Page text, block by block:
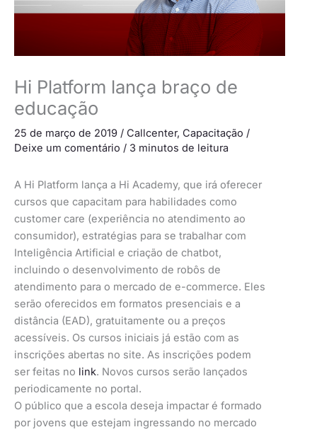
Hi Platform lança braço de
educação
25 de março de 2019 / Callcenter, Capacitação /
Deixe um comentário / 3 minutos de leitura
A Hi Platform lança a Hi Academy, que irá oferecer
cursos que capacitam para habilidades como
customer care (experiência no atendimento ao
consumidor), estratégias para se trabalhar com
Inteligência Artificial e criação de chatbot,
incluindo o desenvolvimento de robôs de
atendimento para o mercado de e-commerce. Eles
serão oferecidos em formatos presenciais e a
distância (EAD), gratuitamente ou a preços
acessíveis. Os cursos iniciais já estão com as
inscrições abertas no site. As inscrições podem
ser feitas no link. Novos cursos serão lançados
periodicamente no portal.
O público que a escola deseja impactar é formado
por jovens que estejam ingressando no mercado